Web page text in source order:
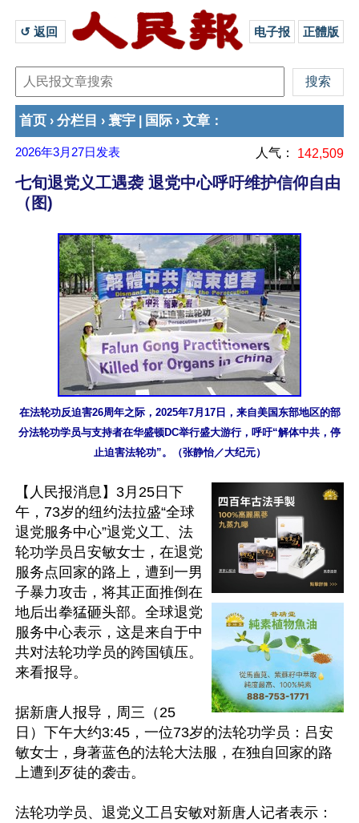
↺ 返回 电子报 正體版
首页 › 分栏目 › 寰宇 国际 › 文章 ：
2026年3月27日 发表 人气： 142,509
七旬退党义工遇袭 退党中心呼吁维护信仰自由
（图)
在法轮功反迫害26周年之际，2025年7月17日，来自美国东部地区的部
分法轮功学员与支持者在华盛顿DC举行盛大游行，呼吁“解体中共，停
止迫害法轮功”。（张静怡／大纪元）
【人民报消息】3月25日下
午，73岁的纽约法拉盛“全球
退党服务中心”退党义工、法
轮功学员吕安敏女士，在退党
服务点回家的路上，遭到一男
子暴力攻击，将其正面推倒在
地后出拳猛砸头部。全球退党
服务中心表示，这是来自于中
共对法轮功学员的跨国镇压。
来看报导。
据新唐人报导，周三（25
日）下午大约3:45，一位73岁的法轮功学员：吕安
敏女士，身著蓝色的法轮大法服，在独自回家的路
上遭到歹徒的袭击。
法轮功学员、退党义工吕安敏对新唐人记者表示：